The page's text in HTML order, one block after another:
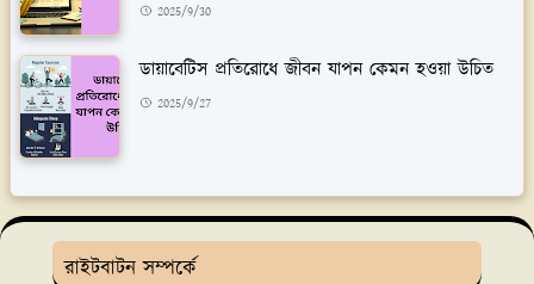
2025/9/30
ডায়াবেটিস প্রতিরোধে জীবন যাপন কেমন হওয়া উচিত
2025/9/27
রাইটবাটন সম্পর্কে